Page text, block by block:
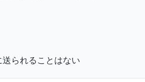
られることはない